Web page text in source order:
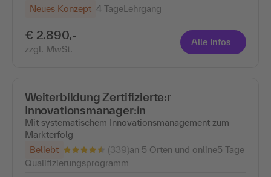
Neues Konzept 4 TageLehrgang
€ 2.890,-
zzgl. MwSt.
Alle Infos
Weiterbildung Zertifizierte:r
Innovationsmanager:in
Mit systematischem Innovationsmanagement zum
Markterfolg
Beliebt
(339)an 5 Orten und online5 Tage
Qualifizierungsprogramm